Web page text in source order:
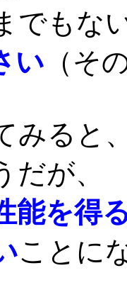
でもな
い （そ
みると
が、
能を得
ことに